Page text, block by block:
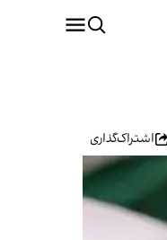
اشتراک‌گذاری